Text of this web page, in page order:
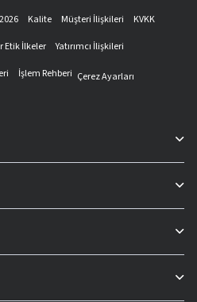
Kalite Müşteri İlişkileri
KVKK
Etik İlkeler
Yatırımcı İlişkileri
İşlem Rehberi Çerez Ayarları